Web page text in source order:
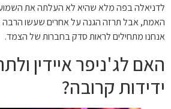
לדניאלה בפה מלא שהיא לא העלתה את השמועה
האמת, אבל תרזה הגנה על אחרים שעשו הרבה
אנחנו מתחילים לראות סדק בחברות של הצמד.
האם לג'ניפר איידין
ידידות קרובה?